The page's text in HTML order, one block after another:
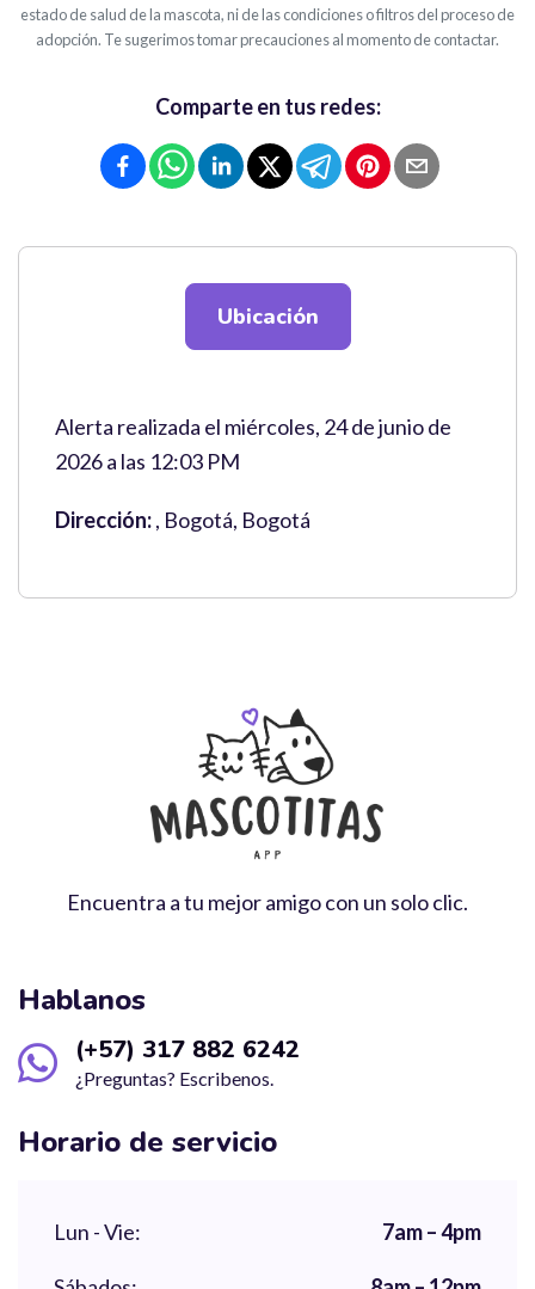
estado de salud de la mascota, ni de las condiciones o filtros del proceso de
adopción. Te sugerimos tomar precauciones al momento de contactar.
Comparte en tus redes:
Ubicación
Alerta realizada el miércoles, 24 de junio de
2026 a las 12:03 PM
Dirección:, Bogotá, Bogotá
Encuentra a tu mejor amigo con un solo clic.
Hablanos
(+57) 317 882 6242
¿Preguntas? Escribenos.
Horario de servicio
Lun - Vie: 7am – 4pm